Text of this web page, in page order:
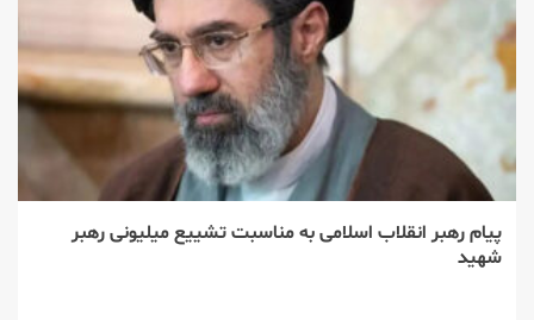
پیام رهبر انقلاب اسلامی به مناسبت تشییع میلیونی رهبر
شهید